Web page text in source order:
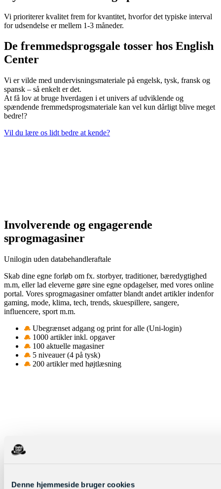
Denne hjemmeside bruger cookies
Vi prioriterer kvalitet frem for kvantitet, hvorfor det typiske interval
for udsendelse er mellem 1-3 måneder.
De fremmedsprogsgale tosser hos English
Center
Vi er vilde med undervisningsmateriale på engelsk, tysk, fransk og
spansk – så enkelt er det.
At få lov at bruge hverdagen i et univers af udviklende og
spændende fremmedsprogsmateriale kan vel kun dårligt blive meget
bedre!?
Vil du lære os lidt bedre at kende?
Involverende og engagerende
sprogmagasiner
Unilogin uden databehandleraftale
Skab dine egne forløb om fx. storbyer, traditioner, bæredygtighed
m.m, eller lad eleverne gøre sine egne opdagelser, med vores online
portal. Vores sprogmagasiner omfatter blandt andet artikler indenfor
gaming, mode, klima, tech, trends, skuespillere, sangere,
influencere, sport m.m.
Ubegrænset adgang og print for alle (Uni-login)
1000 artikler inkl. opgaver
100 aktuelle magasiner
5 niveauer (4 på tysk)
200 artikler med højtlæsning